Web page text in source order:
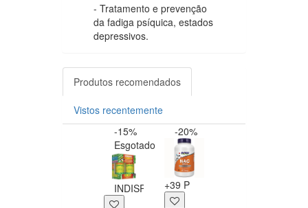
- Tratamento e prevenção
da fadiga psíquica, estados
depressivos.
Produtos recomendados
Vistos recentemente
-15%
Esgotado
INDISPONÍVEL
-20%
+39 P